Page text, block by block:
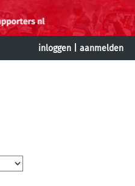
inloggen aanmelden